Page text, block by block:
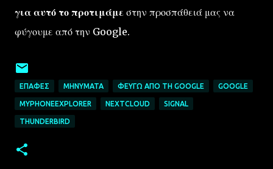
για αυτό το προτιμάμε στην προσπάθειά μας να
φύγουμε από την Google.
ΕΠΑΦΈΣ ΜΗΝΎΜΑΤΑ ΦΕΎΓΩ ΑΠΌ ΤΗ GOOGLE GOOGLE
MYPHONEEXPLORER NEXTCLOUD SIGNAL
THUNDERBIRD